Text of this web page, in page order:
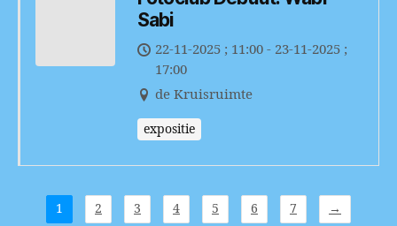
Sabi
22-11-2025 ; 11:00 - 23-11-2025 ;
17:00
de Kruisruimte
expositie
1 2 3 4 5 6 7 →